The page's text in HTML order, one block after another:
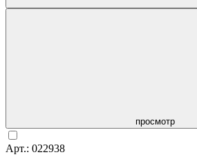
просмотр
Арт.: 022938